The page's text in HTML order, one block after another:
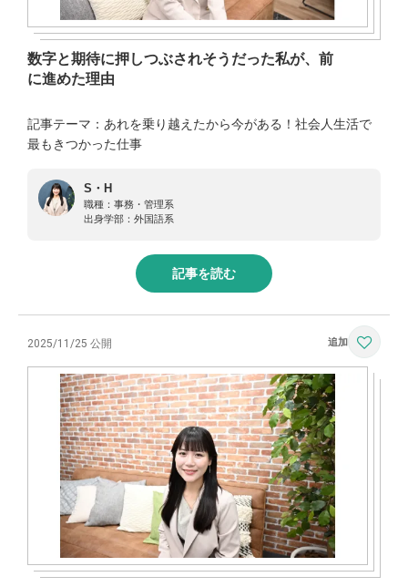
数字と期待に押しつぶされそうだった私が、前
に進めた理由
記事テーマ：あれを乗り越えたから今がある！社会人生活で
最もきつかった仕事
S・H
職種： 事務・管理系
出身学部： 外国語系
記事を読む
2025/11/25 公開